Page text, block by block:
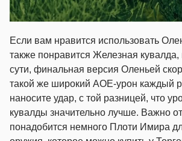
Если вам нравится использовать
также понравится Железная кувалда,
сути, финальная версия Оленьей
такой же широкий AOE-урон каждый
наносите удар, с той разницей, что
кувалды значительно лучше. Важно
понадобится немного Плоти Имира